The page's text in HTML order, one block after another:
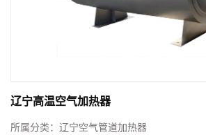
辽宁高温空气加热器
所属分类： 辽宁空气管道加热器